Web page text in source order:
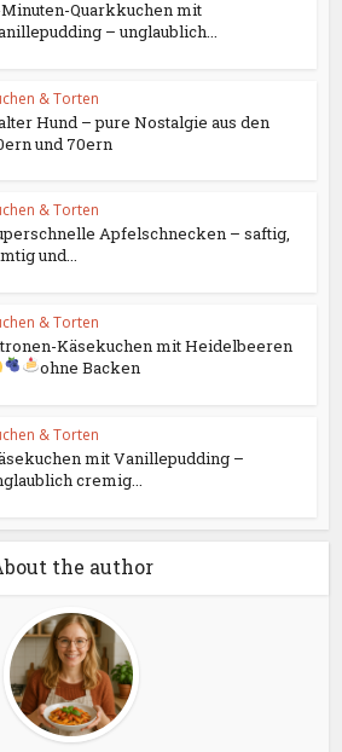
Quarkkuchen mit
– unglaublich...
& Torten
Hund – pure Nostalgie aus den
und 70ern
& Torten
Apfelschnecken – saftig,
und...
& Torten
Käsekuchen mit Heidelbeeren
ohne Backen
& Torten
mit Vanillepudding –
cremig...
the author